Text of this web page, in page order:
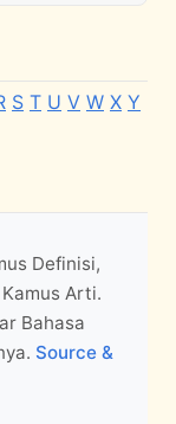
S T U V W X Y
Definisi,
Arti.
Bahasa
Source &